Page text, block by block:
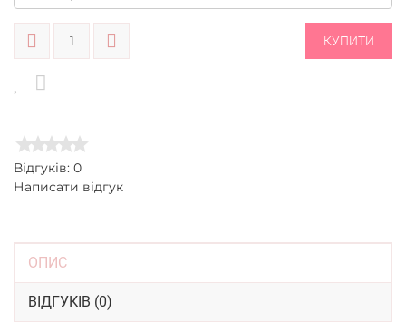
КУПИТИ
Відгуків: 0
Написати відгук
ОПИС
ВІДГУКІВ (0)